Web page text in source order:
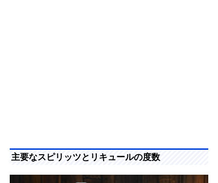
主要なスピリッツとリキュールの度数